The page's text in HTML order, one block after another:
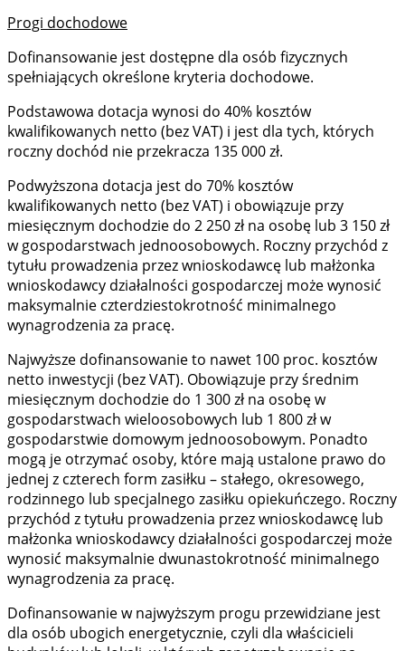
Progi dochodowe
Dofinansowanie jest dostępne dla osób fizycznych
spełniających określone kryteria dochodowe.
Podstawowa dotacja wynosi do 40% kosztów
kwalifikowanych netto (bez VAT) i jest dla tych, których
roczny dochód nie przekracza 135 000 zł.
Podwyższona dotacja jest do 70% kosztów
kwalifikowanych netto (bez VAT) i obowiązuje przy
miesięcznym dochodzie do 2 250 zł na osobę lub 3 150 zł
w gospodarstwach jednoosobowych. Roczny przychód z
tytułu prowadzenia przez wnioskodawcę lub małżonka
wnioskodawcy działalności gospodarczej może wynosić
maksymalnie czterdziestokrotność minimalnego
wynagrodzenia za pracę.
Najwyższe dofinansowanie to nawet 100 proc. kosztów
netto inwestycji (bez VAT). Obowiązuje przy średnim
miesięcznym dochodzie do 1 300 zł na osobę w
gospodarstwach wieloosobowych lub 1 800 zł w
gospodarstwie domowym jednoosobowym. Ponadto
mogą je otrzymać osoby, które mają ustalone prawo do
jednej z czterech form zasiłku – stałego, okresowego,
rodzinnego lub specjalnego zasiłku opiekuńczego. Roczny
przychód z tytułu prowadzenia przez wnioskodawcę lub
małżonka wnioskodawcy działalności gospodarczej może
wynosić maksymalnie dwunastokrotność minimalnego
wynagrodzenia za pracę.
Dofinansowanie w najwyższym progu przewidziane jest
dla osób ubogich energetycznie, czyli dla właścicieli